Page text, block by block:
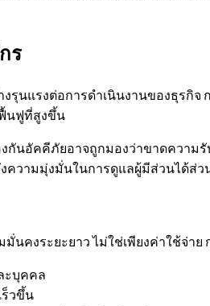
ร
รุนแรงต่อการดำเนินงานของธุร
นฟูที่สูงขึ้น
นอัคคีภัยอาจถูกมองว่าขาดความ
ความมุ่งมั่นในการดูแลผู้มีส่วนได้ส่ว
คงระยะยาว ไม่ใช่เพียงค่าใช้จ่า
ะบุคคล
ร็วขึ้น